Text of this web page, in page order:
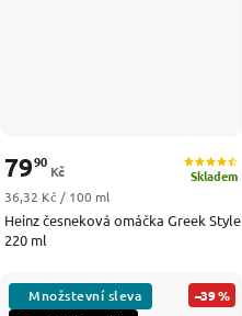
Heinz česneková omáčka Greek Style
220 ml
Skladem
7990
Kč
Měrná cena:
36,32 Kč / 100 ml
–39 %